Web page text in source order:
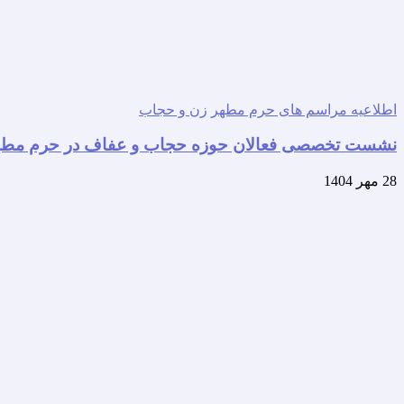
اطلاعیه مراسم های حرم مطهر زن و حجاب
نشست تخصصی فعالان حوزه حجاب و عفاف در حرم
28 مهر 1404